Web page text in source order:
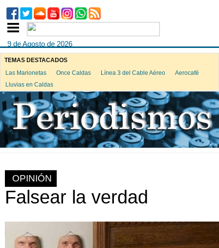
9 de Agosto de 2026
TEMAS DESTACADOS
Las Marionetas
Once Caldas Línea 3 del Cable Aéreo
Aerocafé
Lluvias en Caldas
OPINIÓN
Falsear la verdad